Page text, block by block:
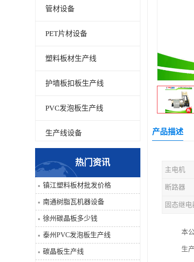
管材设备
PET片材设备
塑料板材生产线
护墙板扣板生产线
PVC发泡板生产线
生产线设备
碳晶板生产线
PVC仿大理石板生产线
热门资讯
镇江塑料板材批发价格
南通树脂瓦机器设备
徐州碳晶板多少钱
泰州PVC发泡板生产线
碳晶板生产线
产品描述
主电机
断路器
固态继电
本
生